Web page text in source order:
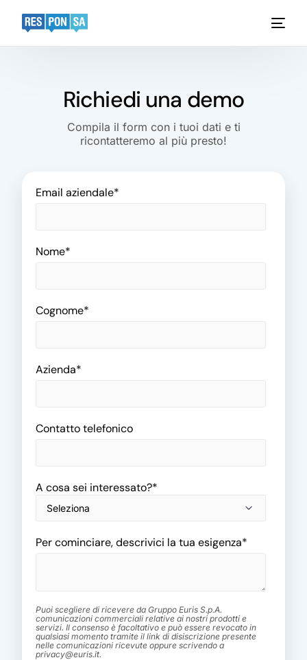
Richiedi una demo
Compila il form con i tuoi dati e ti
ricontatteremo al più presto!
Email aziendale*
Nome*
Cognome*
Azienda*
Contatto telefonico
A cosa sei interessato?*
Per cominciare, descrivici la tua esigenza*
Puoi scegliere di ricevere da Gruppo Euris S.p.A.
comunicazioni commerciali relative ai nostri prodotti e
servizi. Il consenso è facoltativo e può essere revocato in
qualsiasi momento tramite il link di disiscrizione presente
nelle comunicazioni ricevute oppure scrivendo a
privacy@euris.it.
Funzionalità
Risorse
Richiedi demo